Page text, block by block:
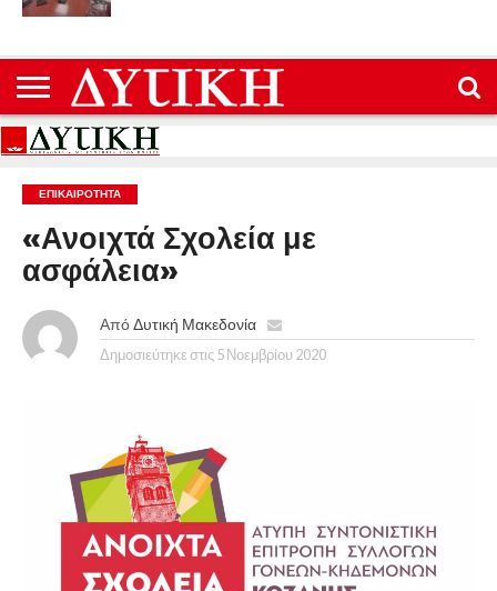
ΕΠΙΚΑΙΡΟΤΗΤΑ
«Ανοιχτά Σχολεία με
ασφάλεια»
Από Δυτική Μακεδονία
Δημοσιεύτηκε στις 5 Νοεμβρίου 2020